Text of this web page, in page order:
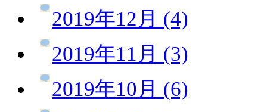
2019年12月 (4)
2019年11月 (3)
2019年10月 (6)